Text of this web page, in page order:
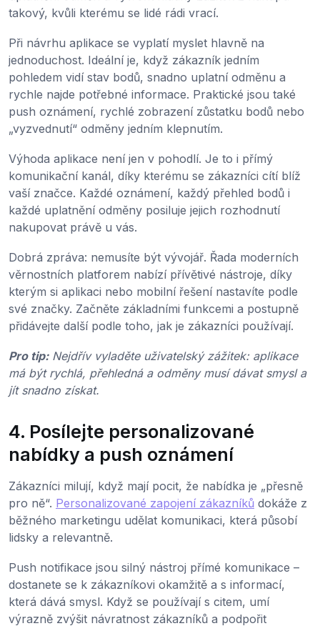
takový, kvůli kterému se lidé rádi vrací.
Při návrhu aplikace se vyplatí myslet hlavně na
jednoduchost. Ideální je, když zákazník jedním
pohledem vidí stav bodů, snadno uplatní odměnu a
rychle najde potřebné informace. Praktické jsou také
push oznámení, rychlé zobrazení zůstatku bodů nebo
„vyzvednutí“ odměny jedním klepnutím.
Výhoda aplikace není jen v pohodlí. Je to i přímý
komunikační kanál, díky kterému se zákazníci cítí blíž
vaší značce. Každé oznámení, každý přehled bodů i
každé uplatnění odměny posiluje jejich rozhodnutí
nakupovat právě u vás.
Dobrá zpráva: nemusíte být vývojář. Řada moderních
věrnostních platforem nabízí přívětivé nástroje, díky
kterým si aplikaci nebo mobilní řešení nastavíte podle
své značky. Začněte základními funkcemi a postupně
přidávejte další podle toho, jak je zákazníci používají.
Pro tip: Nejdřív vyladěte uživatelský zážitek: aplikace
má být rychlá, přehledná a odměny musí dávat smysl a
jít snadno získat.
4. Posílejte personalizované
nabídky a push oznámení
Zákazníci milují, když mají pocit, že nabídka je „přesně
pro ně“. Personalizované zapojení zákazníků dokáže z
běžného marketingu udělat komunikaci, která působí
lidsky a relevantně.
Push notifikace jsou silný nástroj přímé komunikace –
dostanete se k zákazníkovi okamžitě a s informací,
která dává smysl. Když se používají s citem, umí
výrazně zvýšit návratnost zákazníků a podpořit